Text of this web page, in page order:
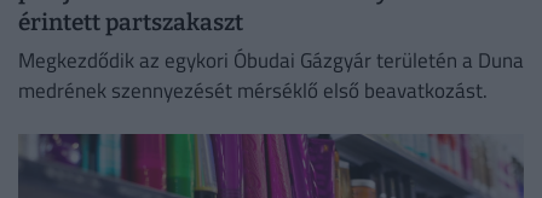
érintett partszakaszt
Megkezdődik az egykori Óbudai Gázgyár területén a Duna
medrének szennyezését mérséklő első beavatkozást.